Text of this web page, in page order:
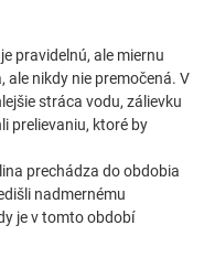
pravidelnú, ale miernu
ale nikdy nie premočená. V
stráca vodu, zálievku
prelievaniu, ktoré by
prechádza do obdobia
nadmernému
je v tomto období